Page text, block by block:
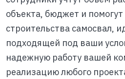
объекта, бюджет и
строительства самосвал,
подходящей под ваши
надежную работу вашей
реализацию любого